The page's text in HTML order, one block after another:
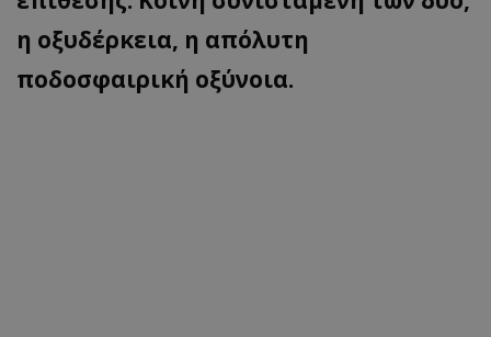
η οξυδέρκεια, η απόλυτη
ποδοσφαιρική οξύνοια.